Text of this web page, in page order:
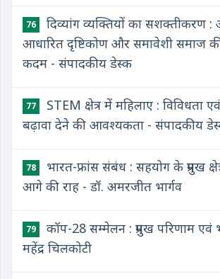
76
दिव्यांग व्यक्तियों का सशक्तीकरण :
आधारित दृष्टिकोण और समावेशी समाज
कदम - संपादकीय डेस्क
77
STEM क्षेत्र में महिलाए : विविधता
बढ़ावा देने की आवश्यकता - संपादकीय
78
भारत-फ्रांस संबंध : सहयोग के प्रमुख
आगे की राह - डॉ. अमरजीत भार्गव
79
कॉप-28 सम्मेलन : प्रमुख परिणाम एवं
महेंद्र चिलकोटी